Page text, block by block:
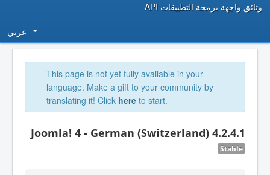
وثائق واجهة برمجة التطبيقات API
عربي
This page is not yet fully available in your
language. Make a gift to your community by
translating it! Click here to start.
Joomla! 4 - German (Switzerland) 4.2.4.1
Stable